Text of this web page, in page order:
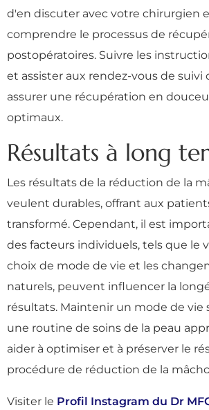
d'en discuter avec votre chirurgien
comprendre le processus de
postopératoires. Suivre les
et assister aux rendez-vous de suivi
assurer une récupération en
optimaux.
Résultats à long
Les résultats de la réduction de la
veulent durables, offrant aux
transformé. Cependant, il est
des facteurs individuels, tels que le
choix de mode de vie et les
naturels, peuvent influencer la
résultats. Maintenir un mode de vie
une routine de soins de la peau
aider à optimiser et à préserver le
procédure de réduction de la
Visiter le Profil Instagram du Dr